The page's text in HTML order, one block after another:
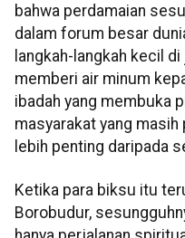
bahwa perdamaian
dalam forum besar
langkah-langkah kecil
memberi air minum
ibadah yang membuka
masyarakat yang
lebih penting daripada
Ketika para biksu itu
Borobudur,